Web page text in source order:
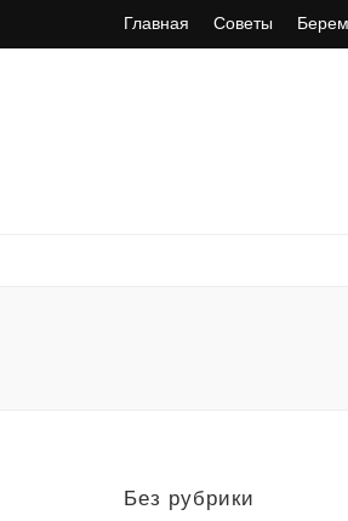
Главная Советы
Без рубрики